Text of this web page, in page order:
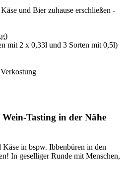
und Bier zuhause erschließen -
mit 2 x 0,33l und 3 Sorten mit 0,5l)
Wein-Tasting in der Nähe
in bspw. Ibbenbüren in den
In geselliger Runde mit Menschen,